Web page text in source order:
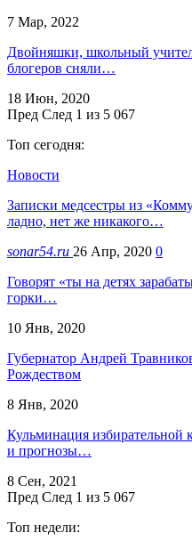
7 Мар, 2022
Двойняшки, школьный
блогеров сняли…
18 Июн, 2020
Пред След 1 из 5 067
Топ сегодня:
Новости
Записки медсестры из
ладно, нет же никакого…
sonar54.ru 26 Апр, 2020 0
Говорят «ты на детях
горки…
10 Янв, 2020
Губернатор Андрей
Рождеством
8 Янв, 2020
Кульминация избирательной
и прогнозы…
8 Сен, 2021
Пред След 1 из 5 067
Топ недели: